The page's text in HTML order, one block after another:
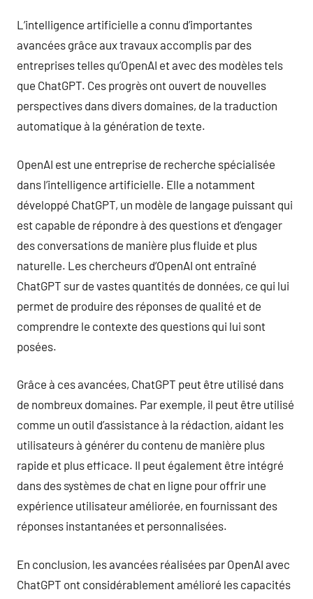
L’intelligence artificielle a connu d’importantes
avancées grâce aux travaux accomplis par des
entreprises telles qu’OpenAI et avec des modèles tels
que ChatGPT. Ces progrès ont ouvert de nouvelles
perspectives dans divers domaines, de la traduction
automatique à la génération de texte.
OpenAI est une entreprise de recherche spécialisée
dans l’intelligence artificielle. Elle a notamment
développé ChatGPT, un modèle de langage puissant qui
est capable de répondre à des questions et d’engager
des conversations de manière plus fluide et plus
naturelle. Les chercheurs d’OpenAI ont entraîné
ChatGPT sur de vastes quantités de données, ce qui lui
permet de produire des réponses de qualité et de
comprendre le contexte des questions qui lui sont
posées.
Grâce à ces avancées, ChatGPT peut être utilisé dans
de nombreux domaines. Par exemple, il peut être utilisé
comme un outil d’assistance à la rédaction, aidant les
utilisateurs à générer du contenu de manière plus
rapide et plus efficace. Il peut également être intégré
dans des systèmes de chat en ligne pour offrir une
expérience utilisateur améliorée, en fournissant des
réponses instantanées et personnalisées.
En conclusion, les avancées réalisées par OpenAI avec
ChatGPT ont considérablement amélioré les capacités